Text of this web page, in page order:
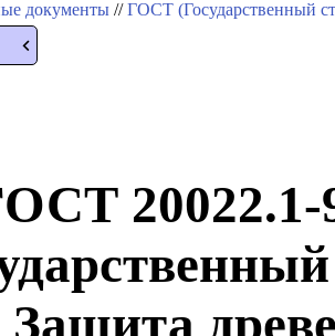
документы //ГОСТ (Государственный
Защита